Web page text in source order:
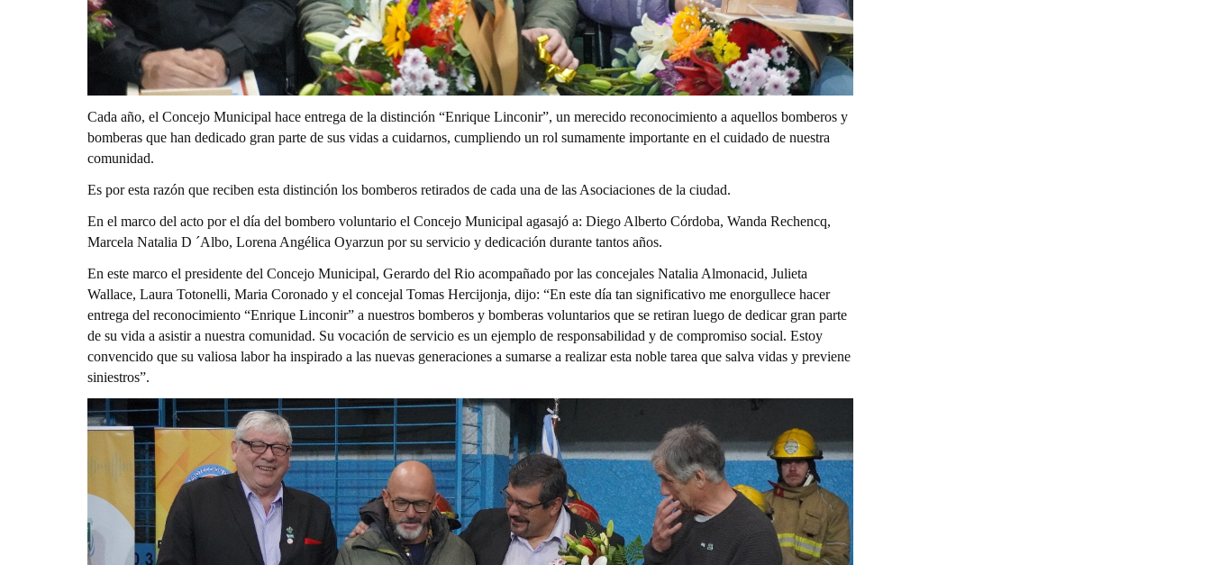
Cada año, el Concejo Municipal hace entrega de la distinción “Enrique Linconir”, un merecido reconocimiento a aquellos bomberos y
bomberas que han dedicado gran parte de sus vidas a cuidarnos, cumpliendo un rol sumamente importante en el cuidado de nuestra
comunidad.
Es por esta razón que reciben esta distinción los bomberos retirados de cada una de las Asociaciones de la ciudad.
En el marco del acto por el día del bombero voluntario el Concejo Municipal agasajó a: Diego Alberto Córdoba, Wanda Rechencq,
Marcela Natalia D ´Albo, Lorena Angélica Oyarzun por su servicio y dedicación durante tantos años.
En este marco el presidente del Concejo Municipal, Gerardo del Rio acompañado por las concejales Natalia Almonacid, Julieta
Wallace, Laura Totonelli, Maria Coronado y el concejal Tomas Hercijonja, dijo: “En este día tan significativo me enorgullece hacer
entrega del reconocimiento “Enrique Linconir” a nuestros bomberos y bomberas voluntarios que se retiran luego de dedicar gran parte
de su vida a asistir a nuestra comunidad. Su vocación de servicio es un ejemplo de responsabilidad y de compromiso social. Estoy
convencido que su valiosa labor ha inspirado a las nuevas generaciones a sumarse a realizar esta noble tarea que salva vidas y previene
siniestros”.